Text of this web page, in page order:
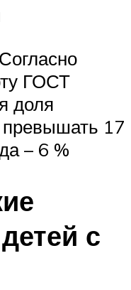
ГОСТ
доля
17
– 6 %
с